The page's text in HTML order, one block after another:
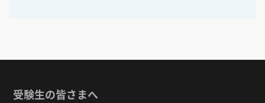
受験生の皆さまへ